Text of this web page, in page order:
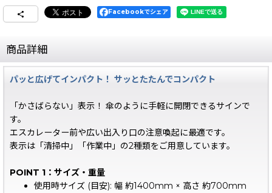
Facebookでシェア
商品詳細
パッと広げてインパクト！ サッとたたんでコンパクト
「かさばらない」表示！ 傘のように手軽に開閉できるサインで
す。
エスカレーター前や広い出入り口の注意喚起に最適です。
表示は「清掃中」「作業中」の2種類をご用意しています。
POINT 1：サイズ・重量
使用時サイズ (目安): 幅 約1400mm × 高さ 約700mm